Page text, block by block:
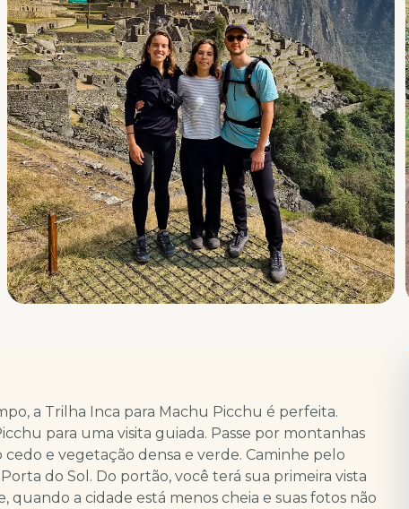
a Trilha Inca para Machu Picchu é perfeita.
para uma visita guiada. Passe por montanhas
e vegetação densa e verde. Caminhe pelo
do Sol. Do portão, você terá sua primeira vista
a cidade está menos cheia e suas fotos não